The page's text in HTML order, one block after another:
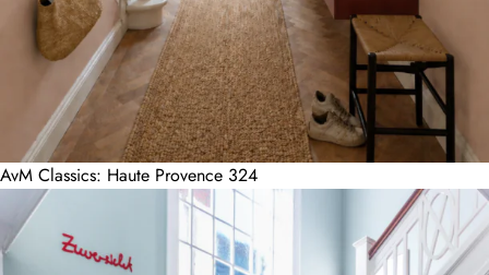
AvM Classics: Haute Provence 324